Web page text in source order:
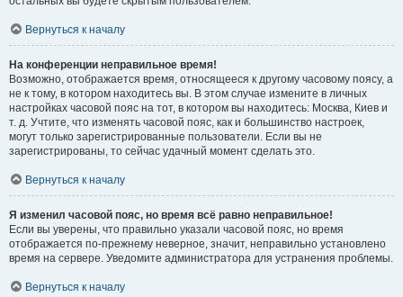
Вернуться к началу
На конференции неправильное время!
Возможно, отображается время, относящееся к другому часовому поясу, а
не к тому, в котором находитесь вы. В этом случае измените в личных
настройках часовой пояс на тот, в котором вы находитесь: Москва, Киев и
т. д. Учтите, что изменять часовой пояс, как и большинство настроек,
могут только зарегистрированные пользователи. Если вы не
зарегистрированы, то сейчас удачный момент сделать это.
Вернуться к началу
Я изменил часовой пояс, но время всё равно неправильное!
Если вы уверены, что правильно указали часовой пояс, но время
отображается по-прежнему неверное, значит, неправильно установлено
время на сервере. Уведомите администратора для устранения проблемы.
Вернуться к началу